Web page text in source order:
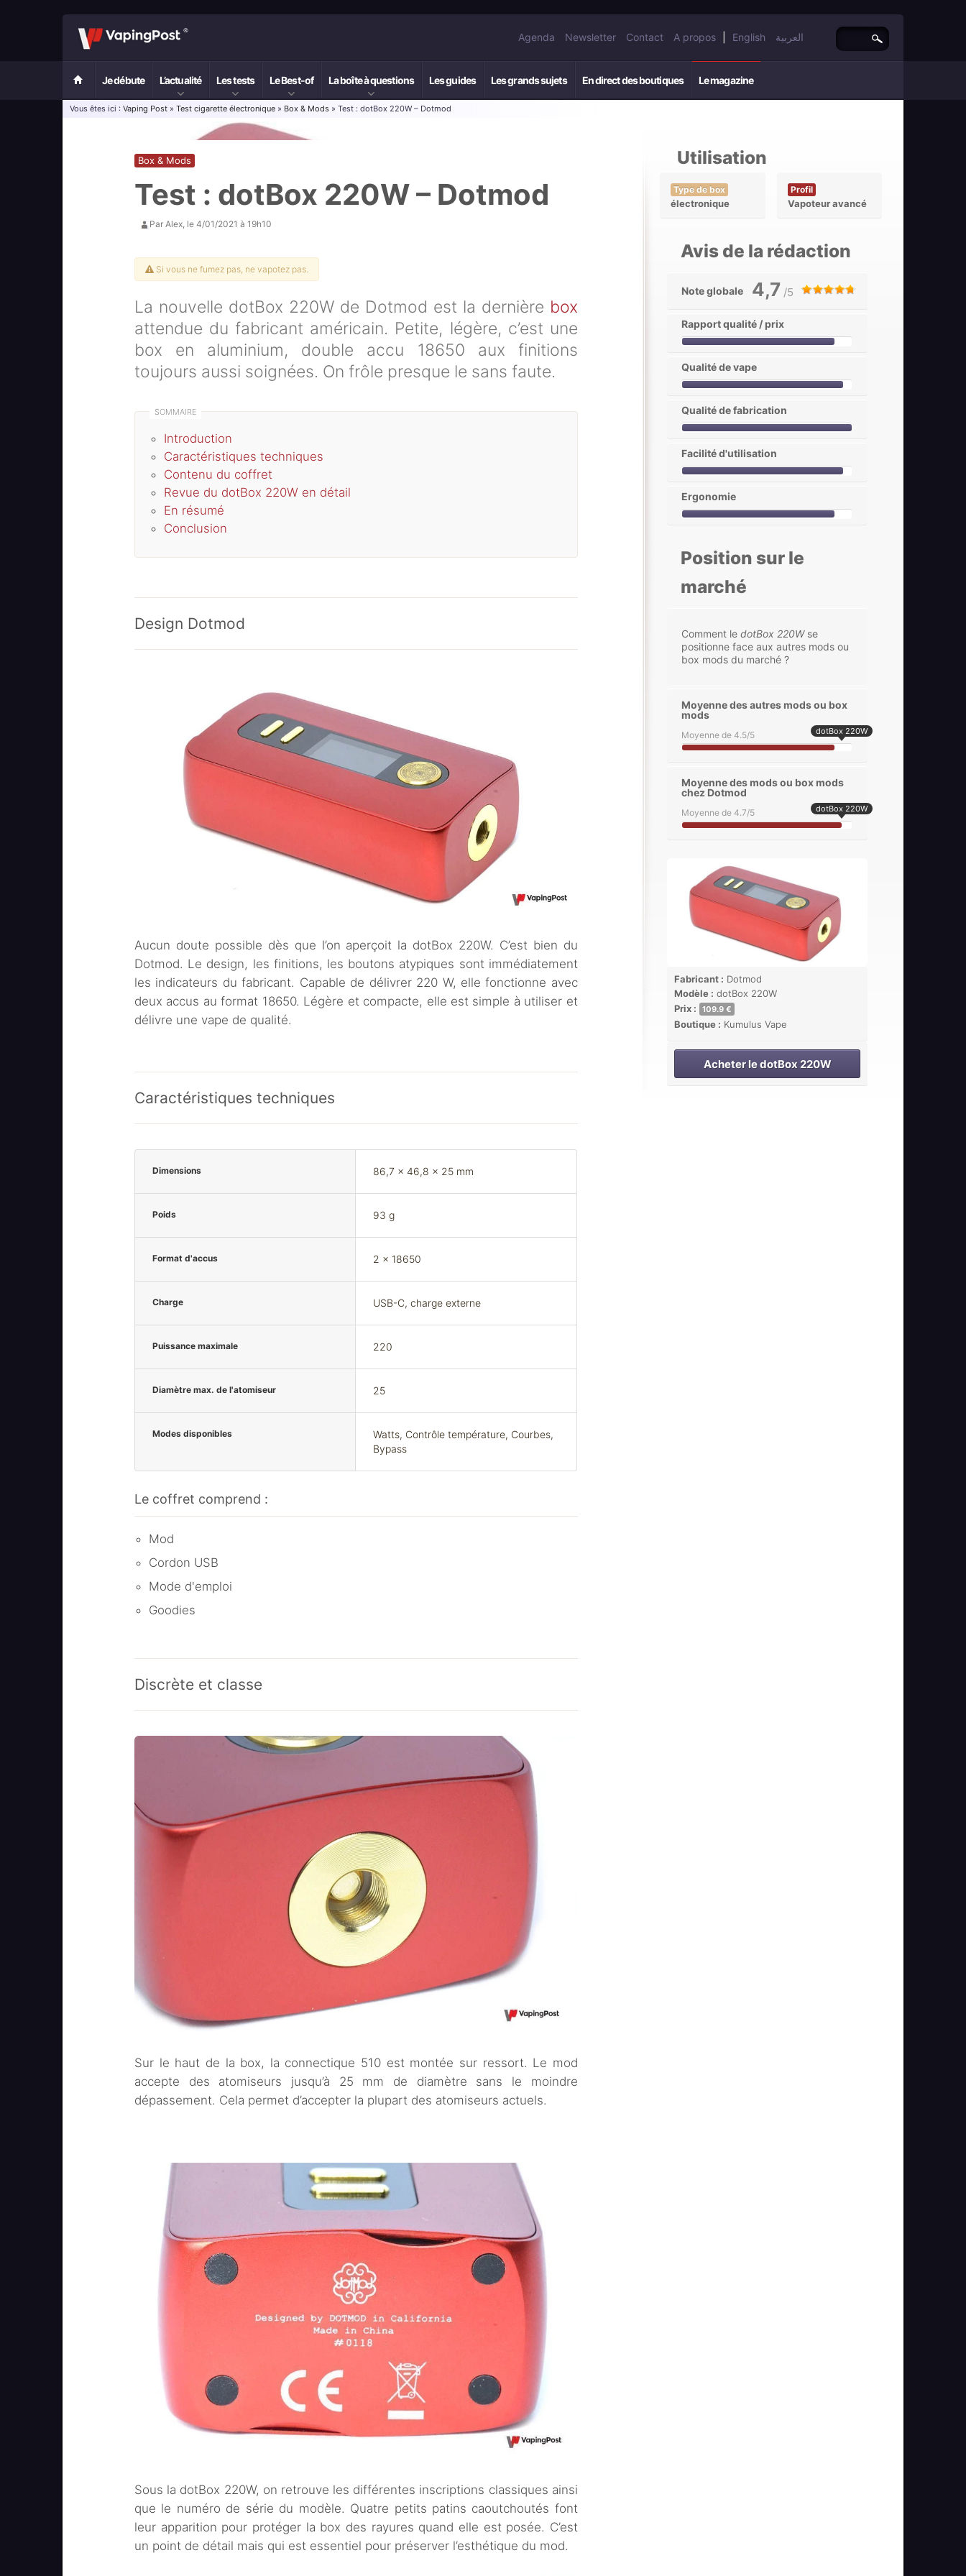
Agenda Newsletter Contact A propos English العربية
Je débute L’actualité Les tests Le Best-of La boîte à questions Les guides Les grands sujets En direct des boutiques Le magazine
Vous êtes ici : Vaping Post » Test cigarette électronique » Box & Mods » Test : dotBox 220W – Dotmod
Test : dotBox 220W – Dotmod
Box & Mods
Par Alex, le 4/01/2021 à 19h10
Si vous ne fumez pas, ne vapotez pas.
La nouvelle dotBox 220W de Dotmod est la dernière box
attendue du fabricant américain. Petite, légère, c’est une
box en aluminium, double accu 18650 aux finitions
toujours aussi soignées. On frôle presque le sans faute.
Introduction
Caractéristiques techniques
Contenu du coffret
Revue du dotBox 220W en détail
En résumé
Conclusion
Design Dotmod
Aucun doute possible dès que l’on aperçoit la dotBox 220W. C’est bien du
Dotmod. Le design, les finitions, les boutons atypiques sont immédiatement
les indicateurs du fabricant. Capable de délivrer 220 W, elle fonctionne avec
deux accus au format 18650. Légère et compacte, elle est simple à utiliser et
délivre une vape de qualité.
Caractéristiques techniques
Dimensions 86,7 x 46,8 x 25 mm
Poids 93 g
Format d'accus 2 x 18650
Charge USB-C, charge externe
Puissance maximale 220
Diamètre max. de l'atomiseur 25
Modes disponibles
Watts, Contrôle température, Courbes,
Bypass
Le coffret comprend :
Mod
Cordon USB
Mode d'emploi
Goodies
Discrète et classe
Sur le haut de la box, la connectique 510 est montée sur ressort. Le mod
accepte des atomiseurs jusqu’à 25 mm de diamètre sans le moindre
dépassement. Cela permet d’accepter la plupart des atomiseurs actuels.
Sous la dotBox 220W, on retrouve les différentes inscriptions classiques ainsi
que le numéro de série du modèle. Quatre petits patins caoutchoutés font
leur apparition pour protéger la box des rayures quand elle est posée. C’est
un point de détail mais qui est essentiel pour préserver l’esthétique du mod.
Utilisation
Type de box
électronique
Profil
Vapoteur avancé
Avis de la rédaction
Note globale 4,7 /5
Rapport qualité / prix
Qualité de vape
Qualité de fabrication
Facilité d'utilisation
Ergonomie
Position sur le
marché
Comment ledotBox 220Wse
positionne face aux autres mods ou
box mods du marché ?
Moyenne des autres mods ou box
mods
Moyenne de 4.5/5 dotBox 220W
Moyenne des mods ou box mods
chez Dotmod
Moyenne de 4.7/5 dotBox 220W
Fabricant : Dotmod
Modèle : dotBox 220W
Prix :
109.9 €
Boutique : Kumulus Vape
Acheter le dotBox 220W